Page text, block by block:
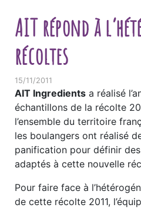
AIT répond à
récoltes
15/11/2011
AIT Ingredients a réalisé
échantillons de la récolte
l’ensemble du territoire
les boulangers ont réalisé
panification pour définir
adaptés à cette nouvelle
Pour faire face à
de cette récolte 2011,